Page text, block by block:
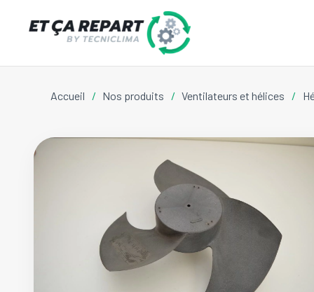
Accueil / Nos produits / Ventilateurs et hélices /